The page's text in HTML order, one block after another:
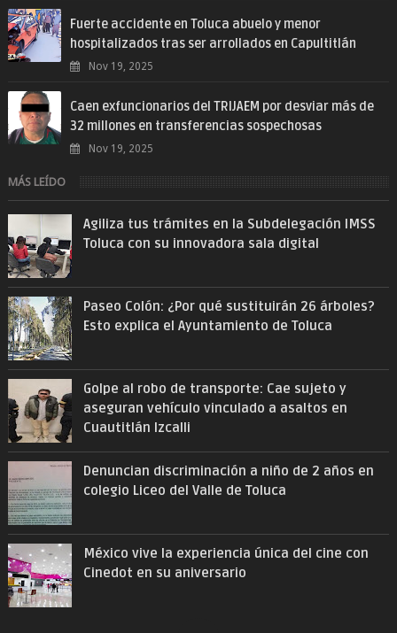
Fuerte accidente en Toluca abuelo y menor
hospitalizados tras ser arrollados en Capultitlán
Nov 19, 2025
Caen exfuncionarios del TRIJAEM por desviar más de
32 millones en transferencias sospechosas
Nov 19, 2025
MÁS LEÍDO
Agiliza tus trámites en la Subdelegación IMSS
Toluca con su innovadora sala digital
Paseo Colón: ¿Por qué sustituirán 26 árboles?
Esto explica el Ayuntamiento de Toluca
Golpe al robo de transporte: Cae sujeto y
aseguran vehículo vinculado a asaltos en
Cuautitlán Izcalli
Denuncian discriminación a niño de 2 años en
colegio Liceo del Valle de Toluca
México vive la experiencia única del cine con
Cinedot en su aniversario